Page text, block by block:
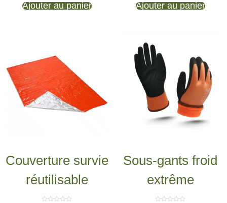
Ajouter au panier Ajouter au panier
Couverture survie
réutilisable
Sous-gants froid
extrême